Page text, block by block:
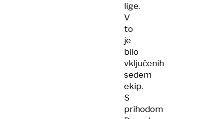
lige.
V
to
je
bilo
vključenih
sedem
ekip.
S
prihodom